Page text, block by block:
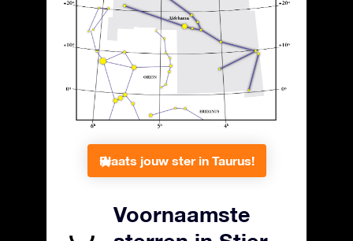
Plaats jouw ster in Taurus!
Voornaamste